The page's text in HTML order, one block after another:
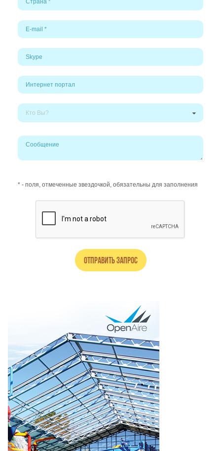
Кто Вы?
* - поля, отмеченные звездочкой, обязательны для заполнения